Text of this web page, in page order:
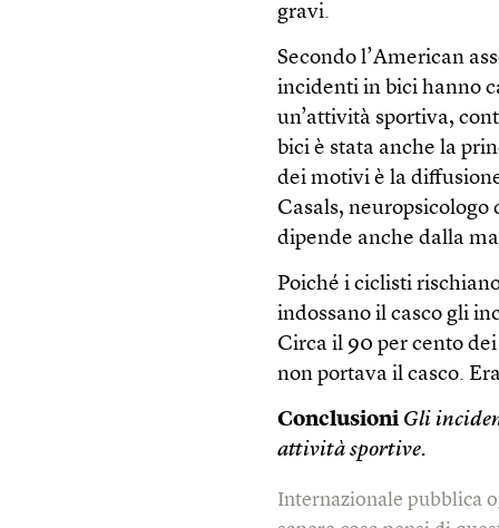
gravi.
Secondo l’American
incidenti in bici hanno
un’attività sportiva,
bici è stata anche la
dei motivi è la
Casals,
dipende anche dalla
Poiché i ciclisti
indossano il casco gli
Circa il 90 per cento
non portava il casco.
Conclusioni Gli
attività sportive.
Internazionale pubblica